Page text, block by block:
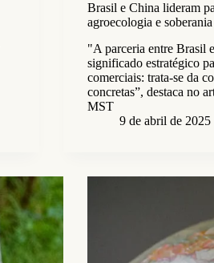
Brasil e China lideram
agroecologia e
"A parceria entre Brasil
significado estratégico
comerciais: trata-se da
concretas”, destaca no
MST
9 de abril de 2025